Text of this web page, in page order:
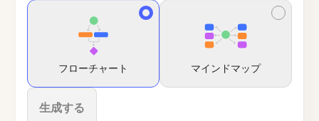
フローチャート マインドマップ
生成する